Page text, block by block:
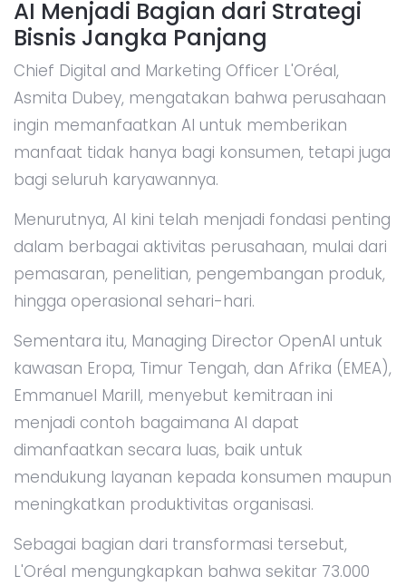
AI Menjadi Bagian dari Strategi
Bisnis Jangka Panjang
Chief Digital and Marketing Officer L'Oréal,
Asmita Dubey, mengatakan bahwa perusahaan
ingin memanfaatkan AI untuk memberikan
manfaat tidak hanya bagi konsumen, tetapi juga
bagi seluruh karyawannya.
Menurutnya, AI kini telah menjadi fondasi penting
dalam berbagai aktivitas perusahaan, mulai dari
pemasaran, penelitian, pengembangan produk,
hingga operasional sehari-hari.
Sementara itu, Managing Director OpenAI untuk
kawasan Eropa, Timur Tengah, dan Afrika (EMEA),
Emmanuel Marill, menyebut kemitraan ini
menjadi contoh bagaimana AI dapat
dimanfaatkan secara luas, baik untuk
mendukung layanan kepada konsumen maupun
meningkatkan produktivitas organisasi.
Sebagai bagian dari transformasi tersebut,
L'Oréal mengungkapkan bahwa sekitar 73.000